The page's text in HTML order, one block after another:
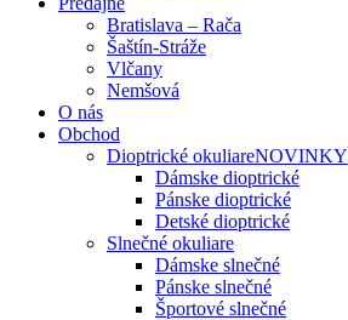
Bratislava – Rača
Šaštín-Stráže
Vlčany
Nemšová
O nás
Obchod
Dioptrické okuliareNOVINKY
Dámske dioptrické
Pánske dioptrické
Detské dioptrické
Slnečné okuliare
Dámske slnečné
Pánske slnečné
Športové slnečné